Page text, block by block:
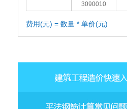
3090010
费用(元) = 数量 * 单价(元)